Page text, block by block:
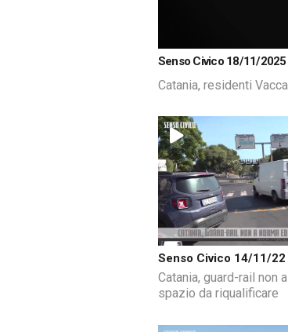
4.70%
Senso Civico 18/11/2025
Catania, residenti
Senso Civico 14/11/22
Catania, guard-rail non
spazio da riqualificare